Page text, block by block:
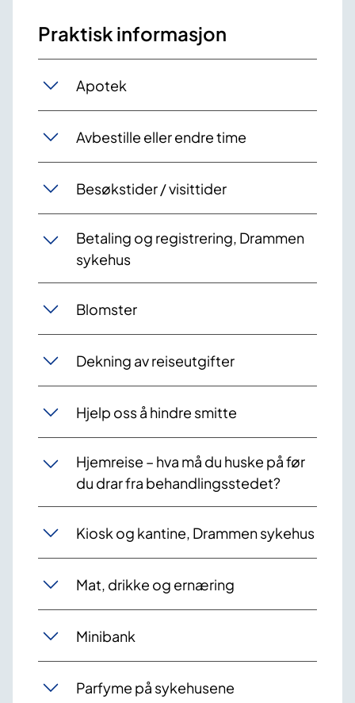
Praktisk informasjon
Apotek
Avbestille eller endre time
Besøkstider / visittider
Betaling og registrering, Drammen
sykehus
Blomster
Dekning av reiseutgifter
Hjelp oss å hindre smitte
Hjemreise – hva må du huske på før
du drar fra behandlingsstedet?
Kiosk og kantine, Drammen sykehus
Mat, drikke og ernæring
Minibank
Parfyme på sykehusene